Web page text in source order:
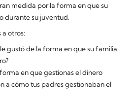
medida por la forma en que su
durante su juventud.
a otros:
gustó de la forma en que su familia
en que gestionas el dinero
a cómo tus padres gestionaban el